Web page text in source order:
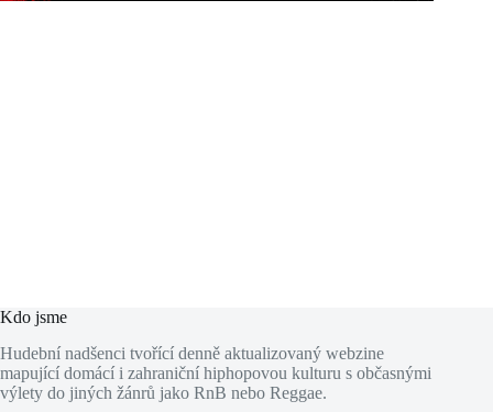
Kdo jsme
Hudební nadšenci tvořící denně aktualizovaný webzine
mapující domácí i zahraniční hiphopovou kulturu s občasnými
výlety do jiných žánrů jako RnB nebo Reggae.